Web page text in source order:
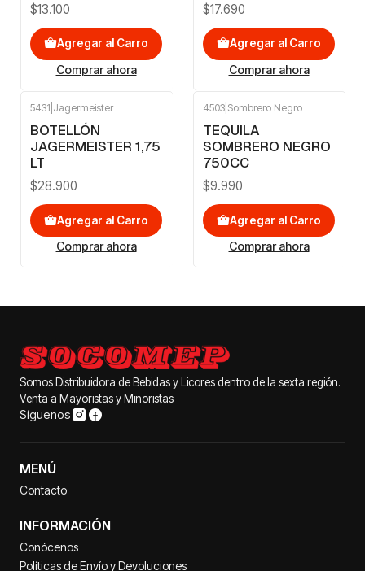
$13.100
Agregar al Carro
Comprar ahora
$17.690
Agregar al Carro
Comprar ahora
5431 Jagermeister
BOTELLÓN
JAGERMEISTER 1,75
LT
$28.900
Agregar al Carro
Comprar ahora
4503 Sombrero Negro
TEQUILA
SOMBRERO NEGRO
750CC
$9.990
Agregar al Carro
Comprar ahora
Somos Distribuidora de Bebidas y Licores dentro de la sexta región.
Venta a Mayoristas y Minoristas
Síguenos
MENÚ
Contacto
INFORMACIÓN
Conócenos
Políticas de Envío y Devoluciones